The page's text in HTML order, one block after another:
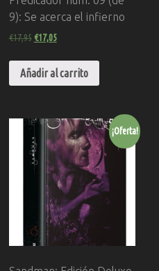
9): Se acerca el infierno
€17,95 €17,05
Añadir al carrito
¡Oferta!